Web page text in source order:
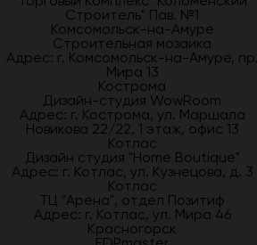
Строитель" Пав. №1
Комсомольск-на-Амуре
Строительная мозаика
Адрес: г. Комсомольск-на-Амуре, пр.
Мира 13
Кострома
Дизайн-студия WowRoom
Адрес: г. Кострома, ул. Маршала
Новикова 22/22, 1 этаж, офис 13
Котлас
Дизайн студия "Home Boutique"
Адрес: г. Котлас, ул. Кузнецова, д. 3
Котлас
ТЦ "Арена", отдел Позитиф
Адрес: г. Котлас, ул. Мира 46
Красногорск